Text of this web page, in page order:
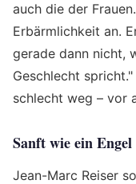
auch die der
Erbärmlichkeit an.
gerade dann nicht,
Geschlecht
schlecht weg – vor
Sanft wie ein Engel
Jean-Marc Reiser